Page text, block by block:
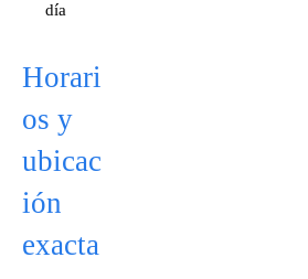
día
Horari
os y
ubicac
ión
exacta